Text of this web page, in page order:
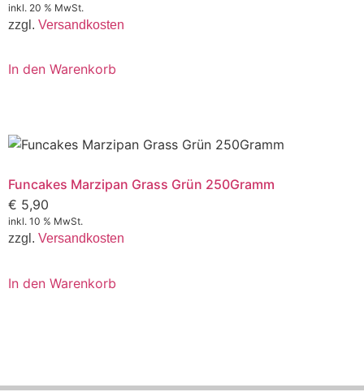
inkl. 20 % MwSt.
zzgl. Versandkosten
In den Warenkorb
Funcakes Marzipan Grass Grün 250Gramm
€ 5,90
inkl. 10 % MwSt.
zzgl. Versandkosten
In den Warenkorb